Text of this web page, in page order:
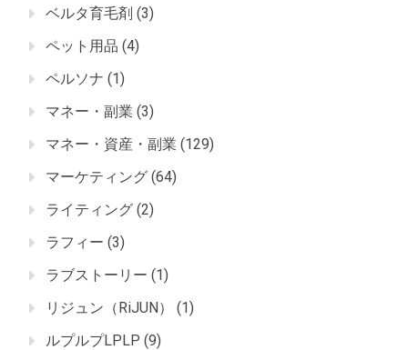
ベルタ育毛剤 (3)
ペット用品 (4)
ペルソナ (1)
マネー・副業 (3)
マネー・資産・副業 (129)
マーケティング (64)
ライティング (2)
ラフィー (3)
ラブストーリー (1)
リジュン（RiJUN）
(1)
ルプルプLPLP (9)